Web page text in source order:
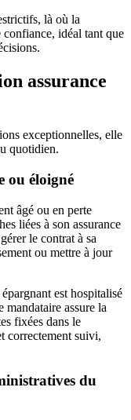
là où la
confiance, idéal tant que
assurance
exceptionnelles, elle
quotidien.
ou éloigné
âgé ou en perte
liées à son assurance
le contrat à sa
ou mettre à jour
est hospitalisé
mandataire assure la
fixées dans le
correctement suivi,
du